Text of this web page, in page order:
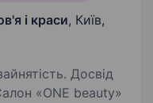
і краси, Київ,
Досвід